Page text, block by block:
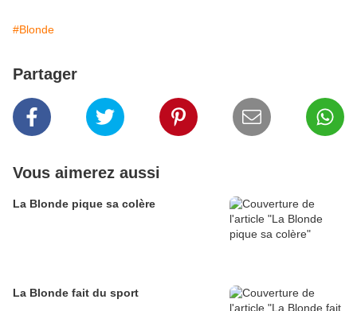
#Blonde
Partager
Vous aimerez aussi
La Blonde pique sa colère
La Blonde fait du sport